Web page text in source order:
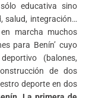
educativa sino
salud, integración…
marcha muchos
para Benín’ cuyo
(balones,
de dos
deporte en dos